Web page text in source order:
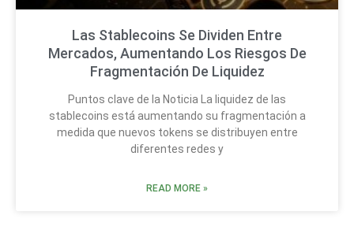
Las Stablecoins Se Dividen Entre
Mercados, Aumentando Los Riesgos De
Fragmentación De Liquidez
Puntos clave de la Noticia La liquidez de las
stablecoins está aumentando su fragmentación a
medida que nuevos tokens se distribuyen entre
diferentes redes y
READ MORE »